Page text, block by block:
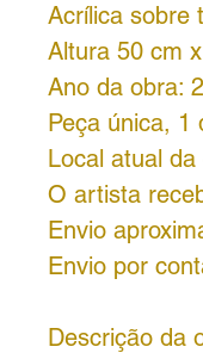
Acrílica sobre
Altura 50 cm
Ano da obra:
Peça única, 1
Local atual
O artista
Envio
Envio por
Descrição da